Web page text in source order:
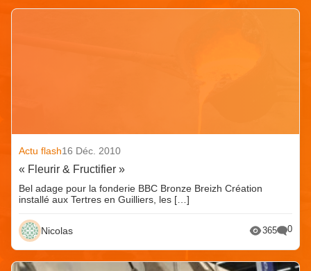
Actu flash16 Déc. 2010
« Fleurir & Fructifier »
Bel adage pour la fonderie BBC Bronze Breizh Création
installé aux Tertres en Guilliers, les […]
Nicolas 365 0